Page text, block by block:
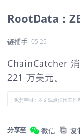
RootData：
链捕手 05-25
ChainCatcher
221 万美元。
免责声明：本文观点仅代表作
分享至 微信 复